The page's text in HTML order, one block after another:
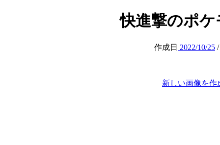
快進撃のポ
作成日 2022/10/25
新しい画像を作